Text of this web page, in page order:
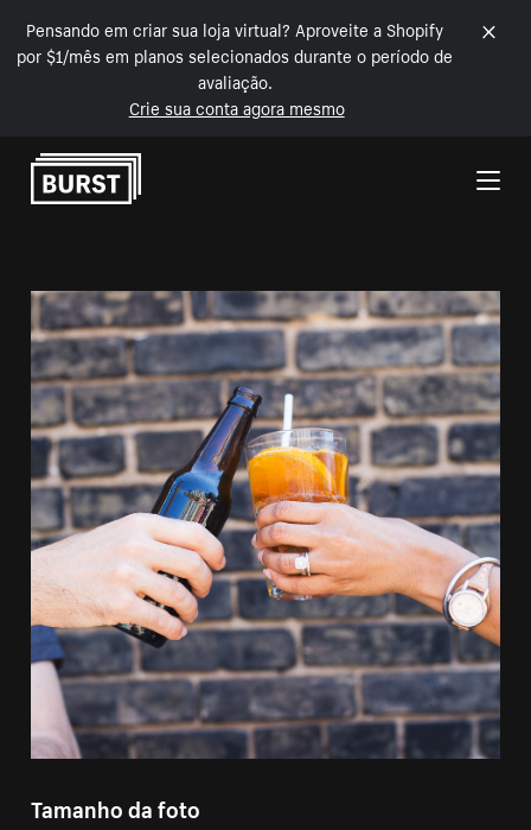
Pensando em criar sua loja virtual? Aproveite a Shopify
por $1/mês em planos selecionados durante o período de
avaliação.
Crie sua conta agora mesmo
Pular para o conteúdo
Tamanho da foto